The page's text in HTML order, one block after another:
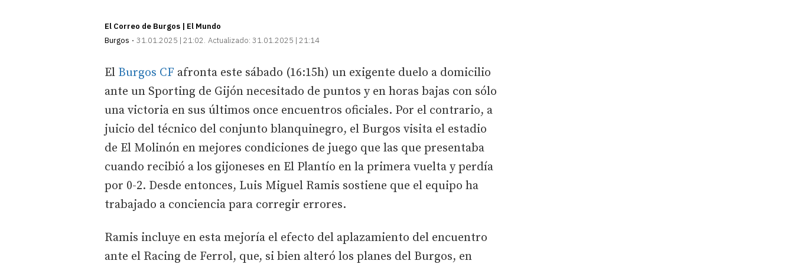
El Correo de Burgos | El Mundo
Burgos
31.01.2025 | 21:02 Actualizado: 31.01.2025 | 21:14
El Burgos CF afronta este sábado (16:15h) un exigente duelo a domicilio
ante un Sporting de Gijón necesitado de puntos y en horas bajas con sólo
una victoria en sus últimos once encuentros oficiales. Por el contrario, a
juicio del técnico del conjunto blanquinegro, el Burgos visita el estadio
de El Molinón en mejores condiciones de juego que las que presentaba
cuando recibió a los gijoneses en El Plantío en la primera vuelta y perdía
por 0-2. Desde entonces, Luis Miguel Ramis sostiene que el equipo ha
trabajado a conciencia para corregir errores.
Ramis incluye en esta mejoría el efecto del aplazamiento del encuentro
ante el Racing de Ferrol, que, si bien alteró los planes del Burgos, en